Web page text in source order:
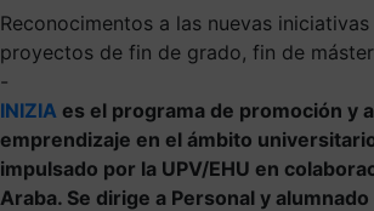
Reconocimentos a las nuevas
proyectos de fin de grado, fin de
-
INIZIA es el programa de promoción y
emprendizaje en el ámbito
impulsado por la UPV/EHU en
Araba. Se dirige a Personal y